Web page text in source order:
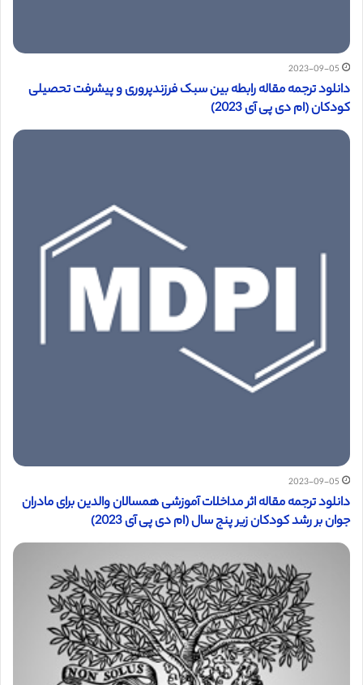
2023-09-05
دانلود ترجمه مقاله رابطه بین سبک فرزندپروری و پیشرفت تحصیلی
کودکان (ام دی پی آی 2023)
2023-09-05
دانلود ترجمه مقاله اثر مداخلات آموزشی همسالان والدین برای مادران
جوان بر رشد کودکان زیر پنج سال (ام دی پی آی 2023)